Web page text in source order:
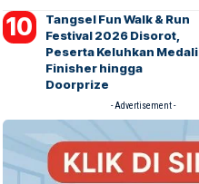
Tangsel Fun Walk & Run
Festival 2026 Disorot,
Peserta Keluhkan Medali
Finisher hingga
Doorprize
- Advertisement -